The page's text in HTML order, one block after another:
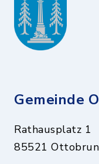
Gemeinde
Rathausplatz 1
85521